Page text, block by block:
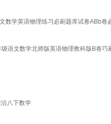
学英语物理练习必刷题库试卷ABb
语文数学北师版英语物理教科版B卷
八下数学